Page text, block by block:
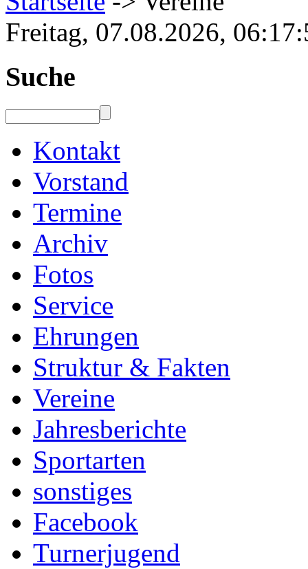
Freitag, 07.08.2026,
Suche
Kontakt
Vorstand
Termine
Archiv
Fotos
Service
Ehrungen
Struktur & Fakten
Vereine
Jahresberichte
Sportarten
sonstiges
Facebook
Turnerjugend